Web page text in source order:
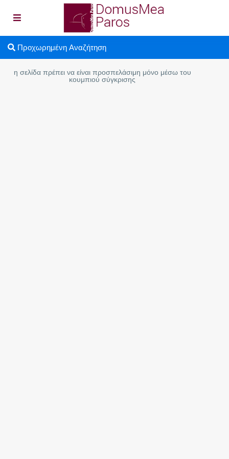
Προχωρημένη Αναζήτηση
η σελίδα πρέπει να είναι προσπελάσιμη μόνο μέσω του
κουμπιού σύγκρισης